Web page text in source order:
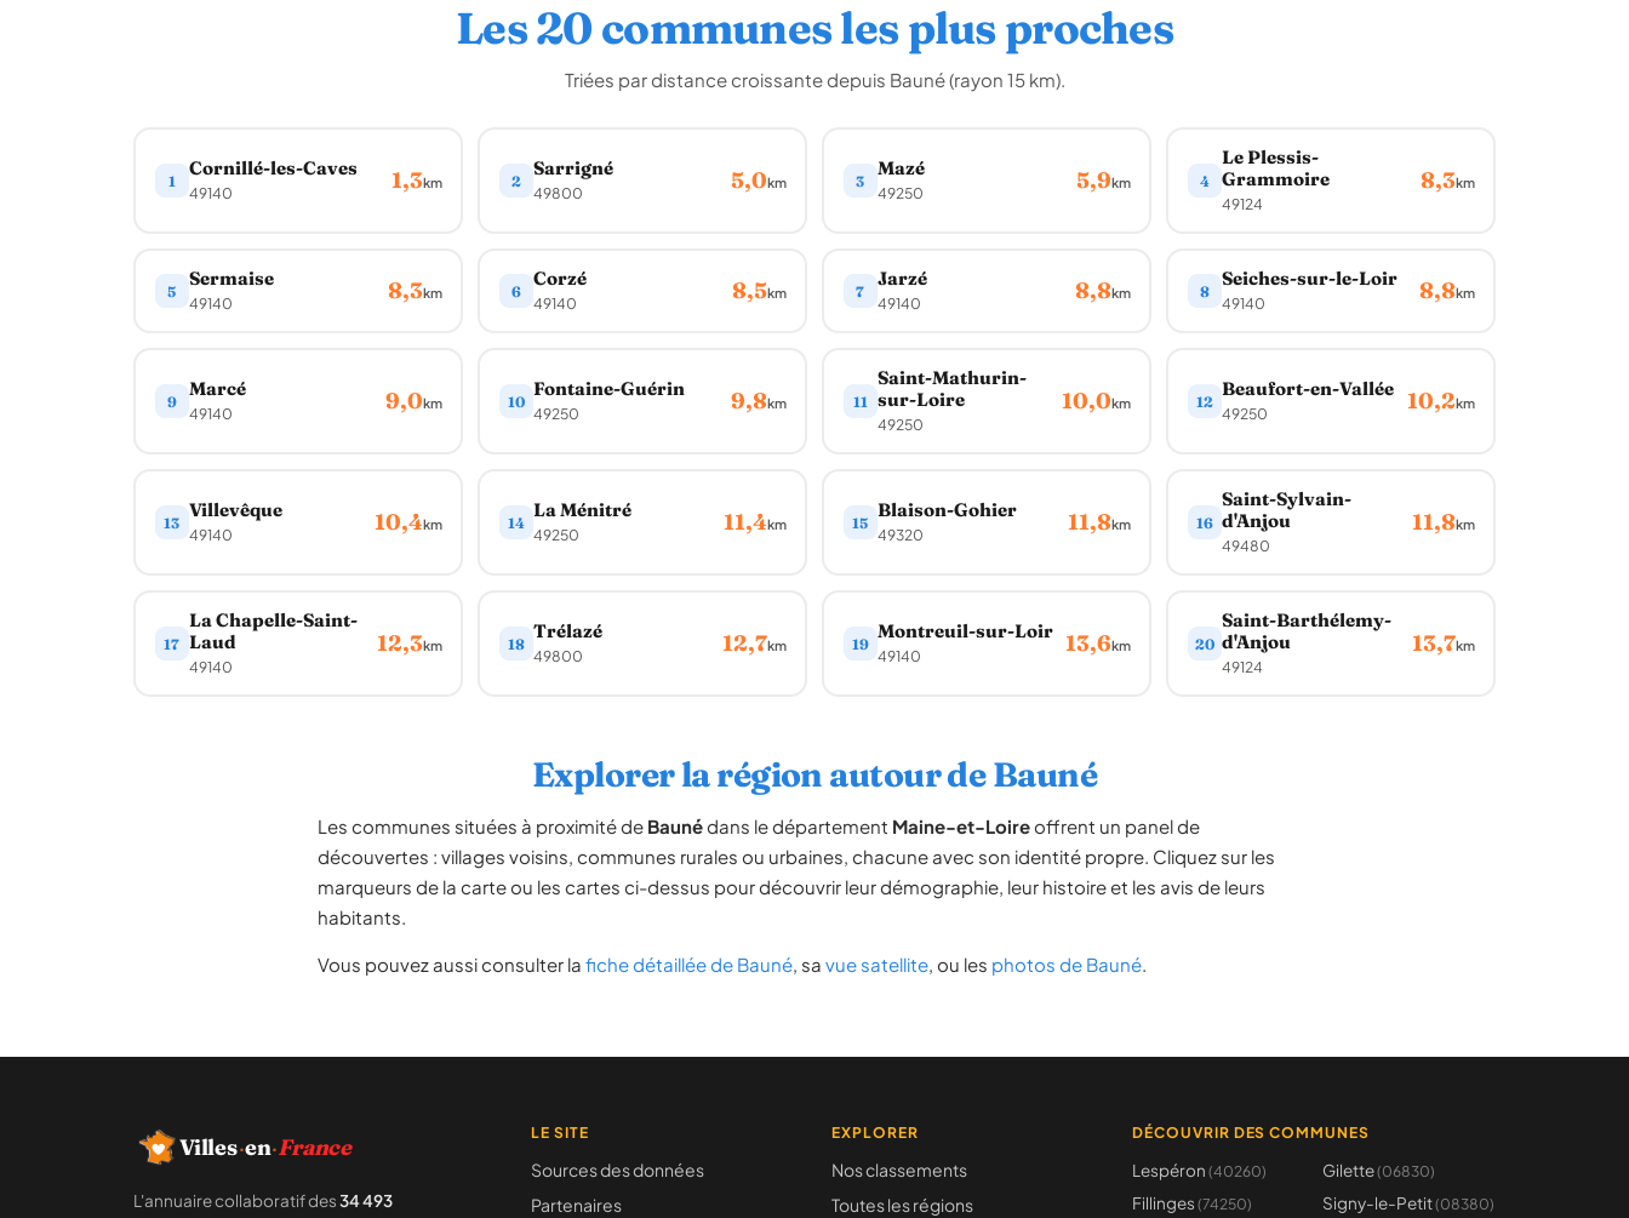
Les 20 communes les plus proches
Triées par distance croissante depuis Bauné (rayon 15 km).
1
Cornillé-les-Caves
49140 1,3km 2
Sarrigné
49800 5,0km 3
Mazé
49250 5,9km 4
Le Plessis-
Grammoire
49124
8,3km
5
Sermaise
49140 8,3km 6
Corzé
49140 8,5km 7
Jarzé
49140 8,8km 8
Seiches-sur-le-Loir
49140 8,8km
9
Marcé
49140 9,0km 10
Fontaine-Guérin
49250 9,8km 11
Saint-Mathurin-
sur-Loire
49250
10,0km 12
Beaufort-en-Vallée
49250 10,2km
13
Villevêque
49140 10,4km 14
La Ménitré
49250 11,4km 15
Blaison-Gohier
49320 11,8km 16
Saint-Sylvain-
d'Anjou
49480
11,8km
17
La Chapelle-Saint-
Laud
49140
12,3km 18
Trélazé
49800 12,7km 19
Montreuil-sur-Loir
49140 13,6km 20
Saint-Barthélemy-
d'Anjou
49124
13,7km
Explorer la région autour de Bauné
Les communes situées à proximité de Baunédans le département Maine-et-Loireoffrent un panel de
découvertes : villages voisins, communes rurales ou urbaines, chacune avec son identité propre. Cliquez sur les
marqueurs de la carte ou les cartes ci-dessus pour découvrir leur démographie, leur histoire et les avis de leurs
habitants.
Vous pouvez aussi consulter la fiche détaillée de Bauné, sa vue satellite, ou les photos de Bauné.
Villes·en·France
L'annuaire collaboratif des34 493
LE SITE
Sources des données
Partenaires
EXPLORER
Nos classements
Toutes les régions
DÉCOUVRIR DES COMMUNES
Lespéron (40260) Gilette(06830)
Fillinges (74250) Signy-le-Petit(08380)